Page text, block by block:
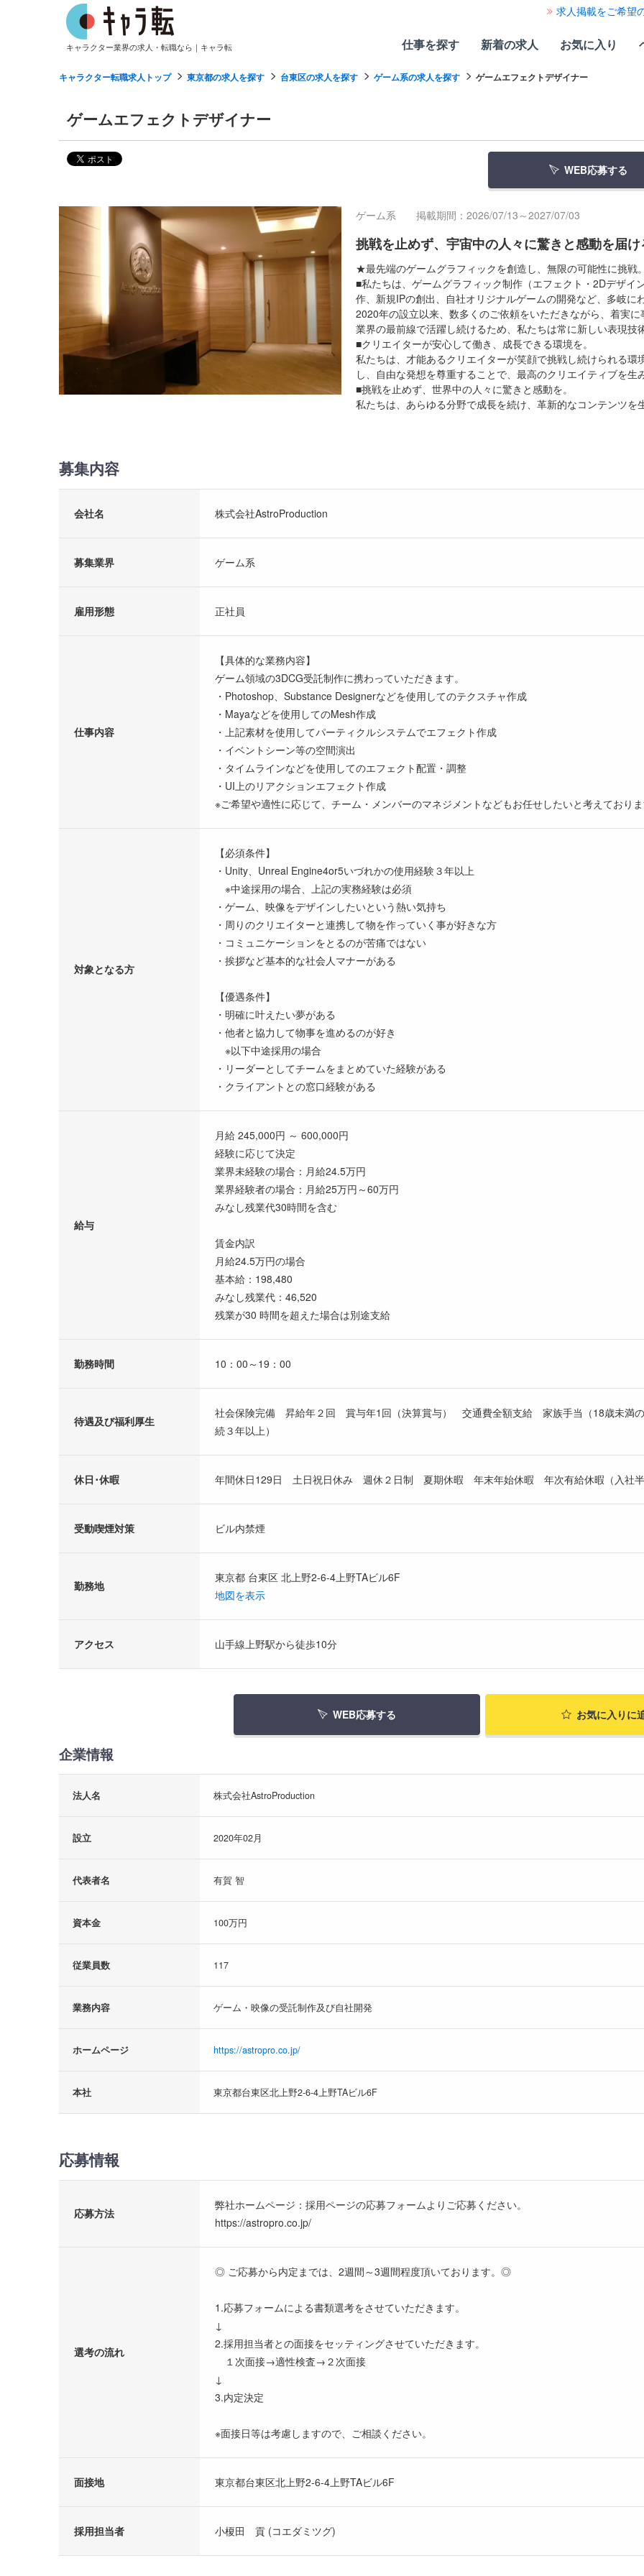
キャラクター業界の求人・転職なら｜キャラ転
求人掲載をご希望
仕事を探す 新着の求人 お気に入り
キャラクター転職求人トップ 東京都の求人を探す 台東区の求人を探す ゲーム系の求人を探す ゲームエフェクトデザイナー
ゲームエフェクトデザイナー
WEB応募する
ゲーム系 掲載期間：2026/07/13～2027/07/03
挑戦を止めず、宇宙中の人々に驚きと感動を届
★最先端のゲームグラフィックを創造し、無限の可能性に挑戦
■私たちは、ゲームグラフィック制作（エフェクト・2Dデザ
作、新規IPの創出、自社オリジナルゲームの開発など、多岐
2020年の設立以来、数多くのご依頼をいただきながら、着実
業界の最前線で活躍し続けるため、私たちは常に新しい表現
■クリエイターが安心して働き、成長できる環境を。
私たちは、才能あるクリエイターが笑顔で挑戦し続けられる
し、自由な発想を尊重することで、最高のクリエイティブを生
■挑戦を止めず、世界中の人々に驚きと感動を。
私たちは、あらゆる分野で成長を続け、革新的なコンテンツ
募集内容
会社名 株式会社AstroProduction
募集業界 ゲーム系
雇用形態 正社員
仕事内容
【具体的な業務内容】
ゲーム領域の3DCG受託制作に携わっていただきます。
・Photoshop、Substance Designerなどを使用してのテクスチャ作成
・Mayaなどを使用してのMesh作成
・上記素材を使用してパーティクルシステムでエフェクト作成
・イベントシーン等の空間演出
・タイムラインなどを使用してのエフェクト配置・調整
・UI上のリアクションエフェクト作成
※ご希望や適性に応じて、チーム・メンバーのマネジメントなどもお任せしたいと考えており
対象となる方
【必須条件】
・Unity、Unreal Engine4or5いづれかの使用経験３年以上
※中途採用の場合、上記の実務経験は必須
・ゲーム、映像をデザインしたいという熱い気持ち
・周りのクリエイターと連携して物を作っていく事が好きな方
・コミュニケーションをとるのが苦痛ではない
・挨拶など基本的な社会人マナーがある
【優遇条件】
・明確に叶えたい夢がある
・他者と協力して物事を進めるのが好き
※以下中途採用の場合
・リーダーとしてチームをまとめていた経験がある
・クライアントとの窓口経験がある
給与
月給 245,000円 ～ 600,000円
経験に応じて決定
業界未経験の場合：月給24.5万円
業界経験者の場合：月給25万円～60万円
みなし残業代30時間を含む
賃金内訳
月給24.5万円の場合
基本給：198,480
みなし残業代：46,520
残業が30 時間を超えた場合は別途支給
勤務時間 10：00～19：00
待遇及び福利厚生
社会保険完備 昇給年２回 賞与年1回（決算賞与） 交通費全額支給 家族手当（18歳未満
続３年以上）
休日･休暇 年間休日129日 土日祝日休み 週休２日制 夏期休暇 年末年始休暇 年次有給休暇（入社
受動喫煙対策 ビル内禁煙
勤務地
東京都 台東区 北上野2-6-4上野TAビル6F
地図を表示
アクセス 山手線上野駅から徒歩10分
WEB応募する お気に入り に
企業情報
法人名 株式会社AstroProduction
設立 2020年02月
代表者名 有賀 智
資本金 100万円
従業員数 117
業務内容 ゲーム・映像の受託制作及び自社開発
ホームページ https://astropro.co.jp/
本社 東京都台東区北上野2-6-4上野TAビル6F
応募情報
応募方法
弊社ホームページ：採用ページの応募フォームよりご応募ください。
https://astropro.co.jp/
選考の流れ
◎ ご応募から内定までは、2週間～3週間程度頂いております。◎
1.応募フォームによる書類選考をさせていただきます。
↓
2.採用担当者との面接をセッティングさせていただきます。
１次面接→適性検査→２次面接
↓
3.内定決定
※面接日等は考慮しますので、ご相談ください。
面接地 東京都台東区北上野2-6-4上野TAビル6F
採用担当者 小榎田 貢 (コエダミツグ)